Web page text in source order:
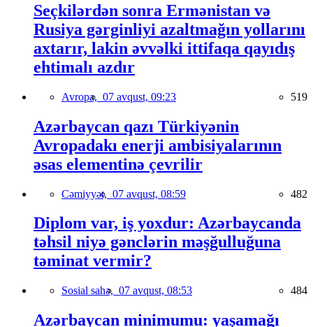
Seçkilərdən sonra Ermənistan və
Rusiya gərginliyi azaltmağın yollarını
axtarır, lakin əvvəlki ittifaqa qayıdış
ehtimalı azdır
Avropa, 07 avqust, 09:23 519
Azərbaycan qazı Türkiyənin
Avropadakı enerji ambisiyalarının
əsas elementinə çevrilir
Cəmiyyət, 07 avqust, 08:59 482
Diplom var, iş yoxdur: Azərbaycanda
təhsil niyə gənclərin məşğulluğuna
təminat vermir?
Sosial sahə, 07 avqust, 08:53 484
Azərbaycan minimumu: yaşamağı